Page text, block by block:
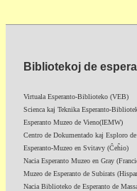
Bibliotekoj de
Virtuala Esperanto-Biblioteko (VEB)
Scienca kaj Teknika Esperanto-
Esperanto Muzeo de Vieno(IEMW)
Centro de Dokumentado kaj Esploro
Esperanto-Muzeo en Svitavy (Ĉeĥio)
Nacia Esperanto Muzeo en Gray
Muzeo de Esperanto de Subirats
Nacia Biblioteko de Esperanto de